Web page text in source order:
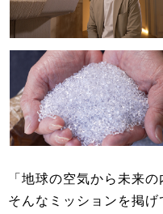
「地球の空気から未来の
そんなミッションを掲